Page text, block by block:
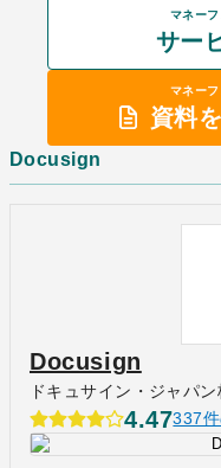
マネー
サー
マネー
資料
Docusign
Docusign
ドキュサイン・ジャパ
4.47337件